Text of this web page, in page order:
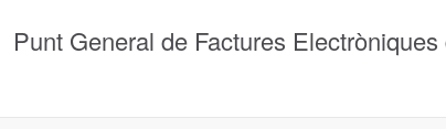
Punt General de Factures